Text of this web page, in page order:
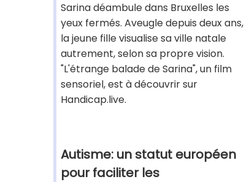
Sarina déambule dans Bruxelles les
yeux fermés. Aveugle depuis deux ans,
la jeune fille visualise sa ville natale
autrement, selon sa propre vision.
"L'étrange balade de Sarina", un film
sensoriel, est à découvrir sur
Handicap.live.
Autisme: un statut européen
pour faciliter les